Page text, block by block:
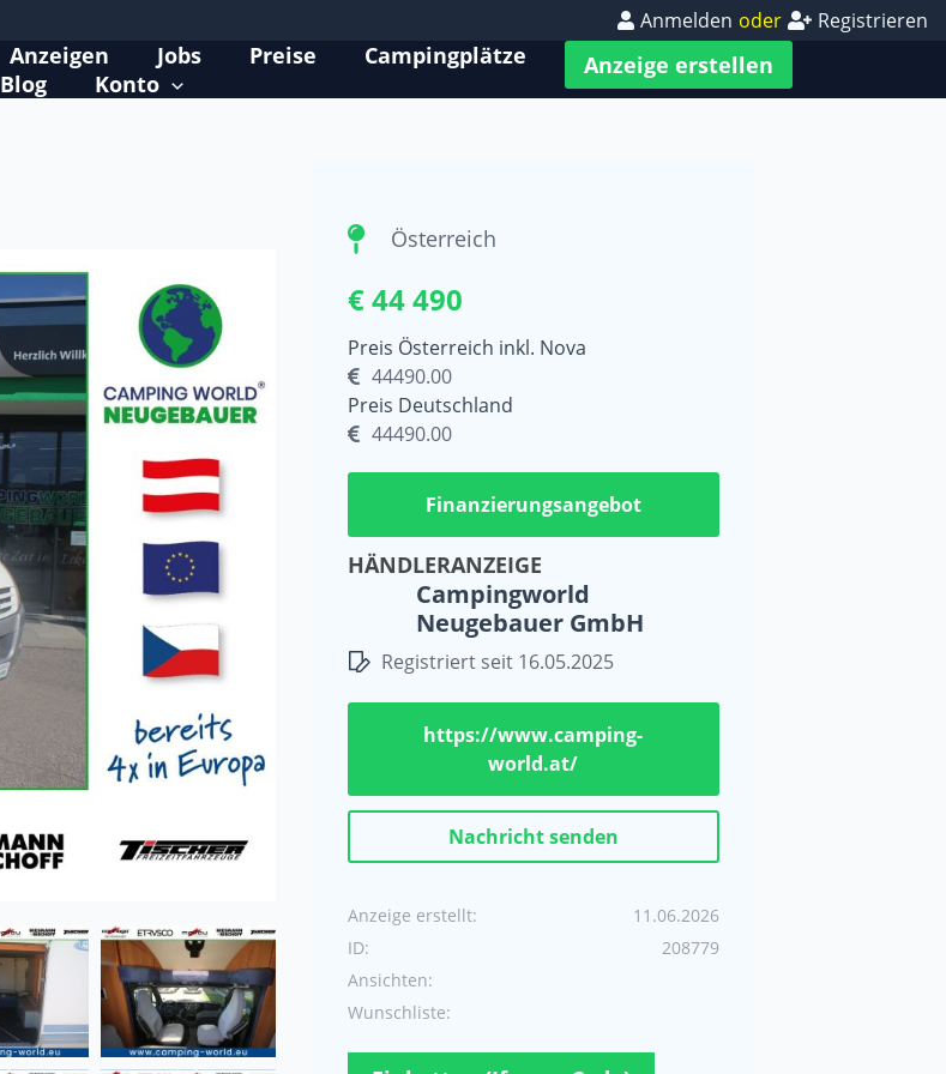
Anmelden oder Registrieren
Anzeigen Jobs Preise
Campingplätze
Blog
Konto
Anzeige erstellen
Österreich
€ 44 490
Preis Österreich inkl. Nova
44490.00
Preis Deutschland
44490.00
Finanzierungsangebot
HÄNDLERANZEIGE
Campingworld
Neugebauer GmbH
Registriert seit 16.05.2025
https://www.camping-
world.at/
Nachricht senden
Anzeige erstellt:
11.06.2026
ID:
208779
Ansichten:
Wunschliste: